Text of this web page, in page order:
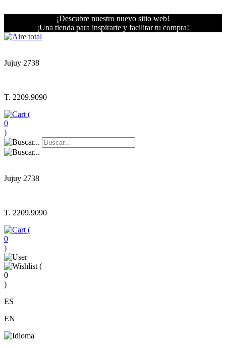
¡Descubre nuestro nuevo sitio web!
¡Una tienda para inspirarte y facilitar tu compra!
Jujuy 2738
T. 2209.9090
(
0
)
Jujuy 2738
T. 2209.9090
(
0
)
(
0
)
ES
EN